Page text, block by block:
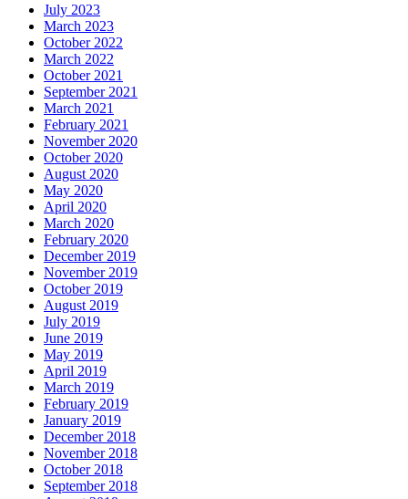
July 2023
March 2023
October 2022
March 2022
October 2021
September 2021
March 2021
February 2021
November 2020
October 2020
August 2020
May 2020
April 2020
March 2020
February 2020
December 2019
November 2019
October 2019
August 2019
July 2019
June 2019
May 2019
April 2019
March 2019
February 2019
January 2019
December 2018
November 2018
October 2018
September 2018